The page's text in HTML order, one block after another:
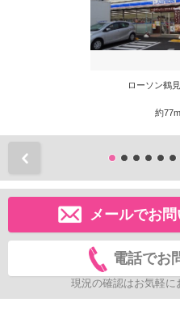
ローソン鶴
約
メールでお
電話でお
現況の確認はお気軽に